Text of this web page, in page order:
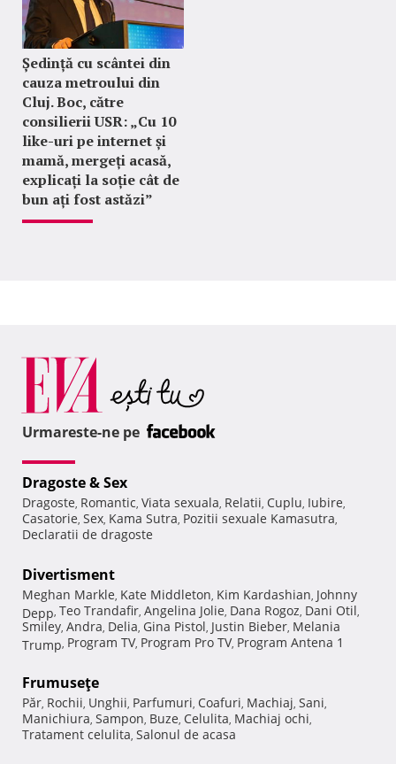
Ședință cu scântei din
cauza metroului din
Cluj. Boc, către
consilierii USR: „Cu 10
like-uri pe internet și
mamă, mergeți acasă,
explicați la soție cât de
bun ați fost astăzi”
Urmareste-ne pe
Dragoste & Sex
Dragoste, Romantic, Viata sexuala, Relatii, Cuplu, Iubire,
Casatorie, Sex, Kama Sutra, Pozitii sexuale Kamasutra,
Declaratii de dragoste
Divertisment
Meghan Markle, Kate Middleton, Kim Kardashian, Johnny
Depp, Teo Trandafir, Angelina Jolie, Dana Rogoz, Dani Otil,
Smiley, Andra, Delia, Gina Pistol, Justin Bieber, Melania
Trump, Program TV, Program Pro TV, Program Antena 1
Frumuseţe
Păr, Rochii, Unghii, Parfumuri, Coafuri, Machiaj, Sani,
Manichiura, Sampon, Buze, Celulita, Machiaj ochi,
Tratament celulita, Salonul de acasa